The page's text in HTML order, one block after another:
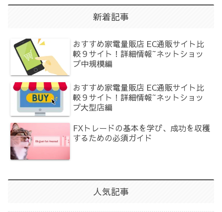
新着記事
おすすめ家電量販店 EC通販サイト比
較９サイト！詳細情報~ネットショッ
プ中規模編
おすすめ家電量販店 EC通販サイト比
較９サイト！詳細情報~ネットショッ
プ大型店編
FXトレードの基本を学び、成功を収穫
するための必須ガイド
人気記事